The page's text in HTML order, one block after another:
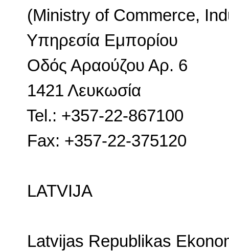
(Ministry of Commerce,
Υπηρεσία Εμπορίου
Οδός Αραούζου Αρ. 6
1421 Λευκωσία
Tel.: +357-22-867100
Fax: +357-22-375120
LATVIJA
Latvijas Republikas